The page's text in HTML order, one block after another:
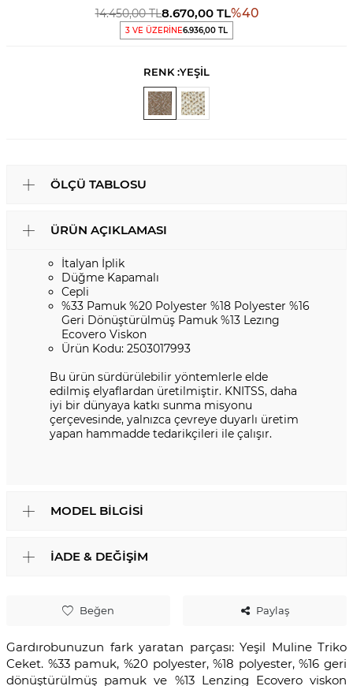
14.450,00TL8.670,00TL%40
3 VE ÜZERİNE6.936,00 TL
RENK :YEŞİL
Beğen Paylaş
Gardırobunuzun fark yaratan parçası: Yeşil Muline Triko
Ceket. %33 pamuk, %20 polyester, %18 polyester, %16 geri
dönüştürülmüş pamuk ve %13 Lenzing Ecovero viskon
ÖLÇÜ TABLOSU
ÜRÜN AÇIKLAMASI
İtalyan İplik
Düğme Kapamalı
Cepli
%33 Pamuk %20 Polyester %18 Polyester %16
Geri Dönüştürülmüş Pamuk %13 Lezıng
Ecovero Viskon
Ürün Kodu: 2503017993
Bu ürün sürdürülebilir yöntemlerle elde
edilmiş elyaflardan üretilmiştir. KNITSS, daha
iyi bir dünyaya katkı sunma misyonu
çerçevesinde, yalnızca çevreye duyarlı üretim
yapan hammadde tedarikçileri ile çalışır.
MODEL BILGISI
İADE & DEĞIŞIM